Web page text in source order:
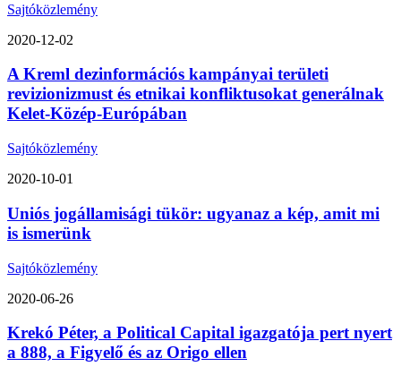
Sajtóközlemény
2020-12-02
A Kreml dezinformációs kampányai területi
revizionizmust és etnikai konfliktusokat generálnak
Kelet-Közép-Európában
Sajtóközlemény
2020-10-01
Uniós jogállamisági tükör: ugyanaz a kép, amit mi
is ismerünk
Sajtóközlemény
2020-06-26
Krekó Péter, a Political Capital igazgatója pert nyert
a 888, a Figyelő és az Origo ellen